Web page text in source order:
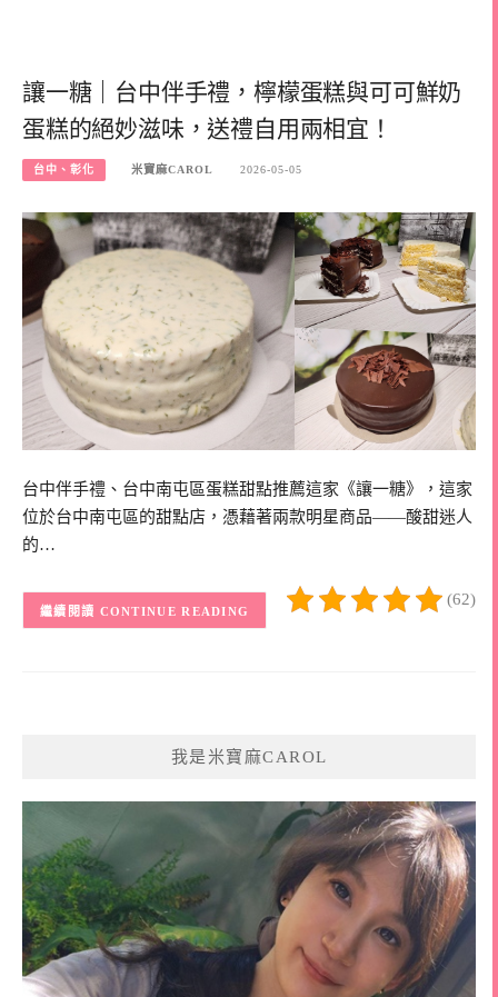
讓一糖｜台中伴手禮，檸檬蛋糕與可可鮮奶
蛋糕的絕妙滋味，送禮自用兩相宜！
台中、彰化 米寶麻CAROL 2026-05-05
台中伴手禮、台中南屯區蛋糕甜點推薦這家《讓一糖》，這家
位於台中南屯區的甜點店，憑藉著兩款明星商品——酸甜迷人
的…
(62)
CONTINUE READING
我是米寶麻CAROL